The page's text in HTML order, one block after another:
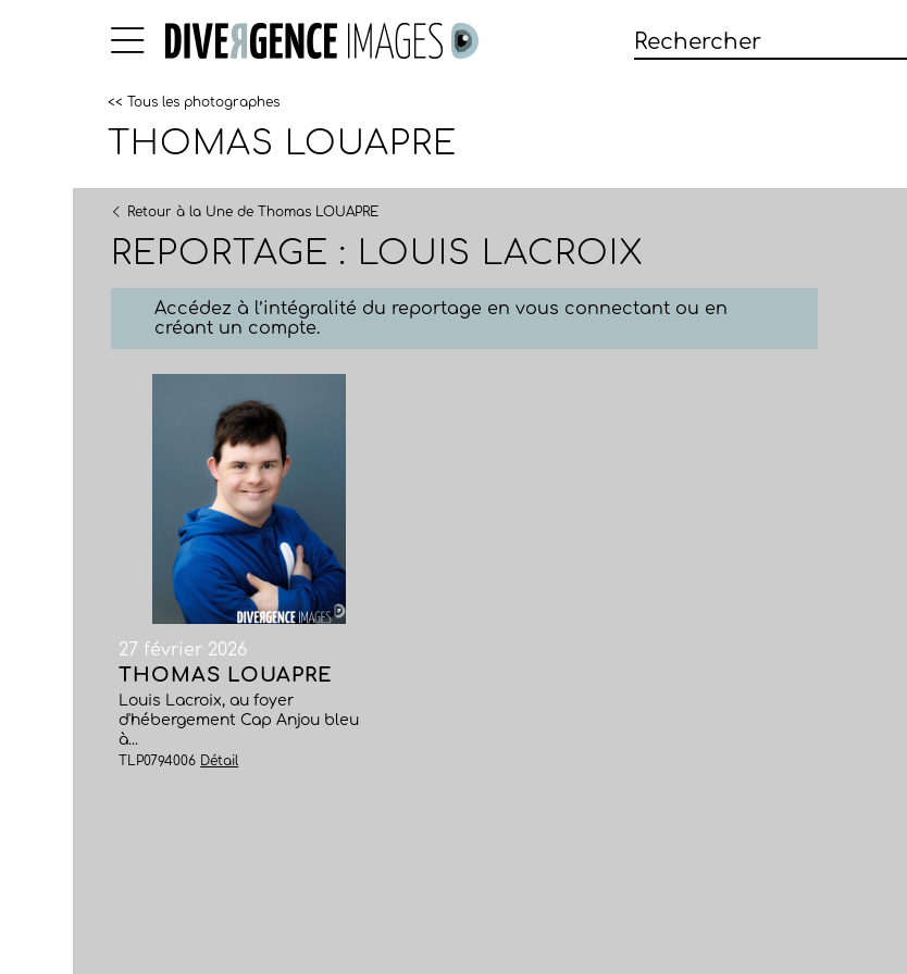
<< Tous les photographes
THOMAS LOUAPRE
Retour à la Une de Thomas LOUAPRE
REPORTAGE : LOUIS LACROIX
Accédez à l’intégralité du reportage en vous connectant ou en
créant un compte.
27 février 2026
THOMAS LOUAPRE
Louis Lacroix, au foyer
d'hébergement Cap Anjou bleu
à...
TLP0794006 Détail